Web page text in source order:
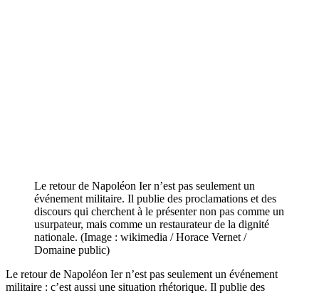
Le retour de Napoléon Ier n’est pas seulement un
événement militaire. Il publie des proclamations et des
discours qui cherchent à le présenter non pas comme un
usurpateur, mais comme un restaurateur de la dignité
nationale. (Image : wikimedia / Horace Vernet /
Domaine public)
Le retour de Napoléon Ier n’est pas seulement un événement
militaire : c’est aussi une situation rhétorique. Il publie des